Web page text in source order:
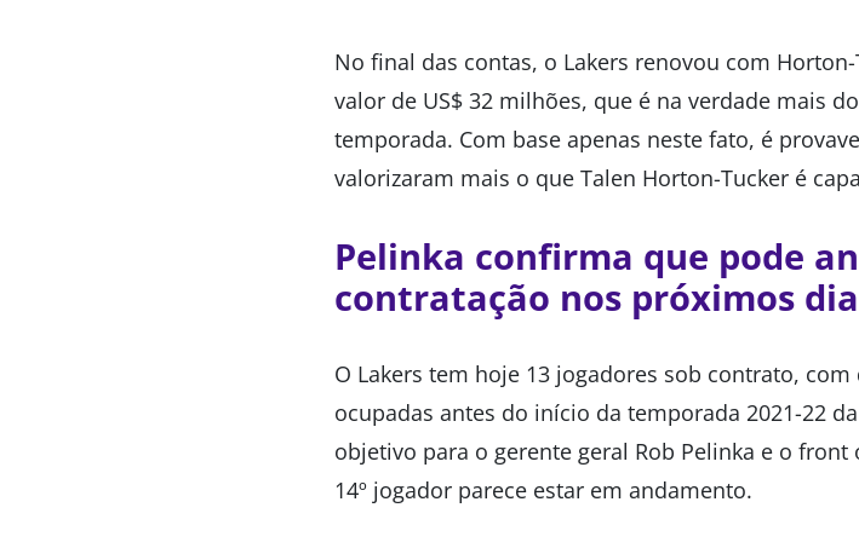
No final das contas, o Lakers renovou com
valor de US$ 32 milhões, que é na verdade mais
temporada. Com base apenas neste fato, é
valorizaram mais o que Talen Horton-Tucker é
Pelinka confirma que pode
contratação nos próximos
O Lakers tem hoje 13 jogadores sob contrato,
ocupadas antes do início da temporada 2021-22
objetivo para o gerente geral Rob Pelinka e o
14º jogador parece estar em andamento.